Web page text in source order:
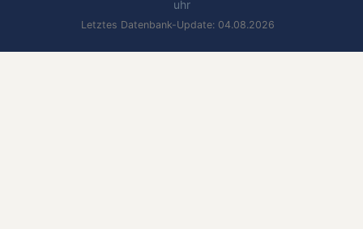
uhr
Letztes Datenbank-Update: 04.08.2026